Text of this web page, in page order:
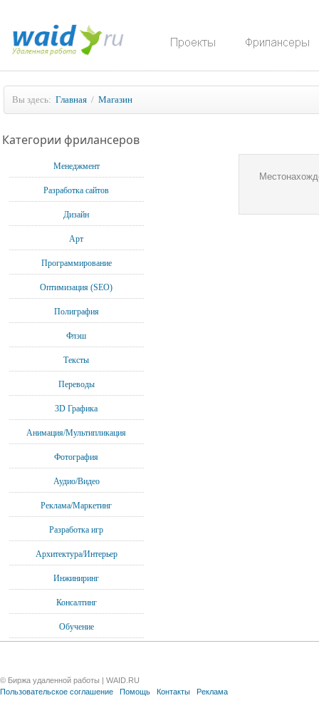
Вы здесь: Главная / Магазин
Категории фрилансеров
Менеджмент
Разработка сайтов
Дизайн
Арт
Программирование
Оптимизация (SEO)
Полиграфия
Флэш
Тексты
Переводы
3D Графика
Анимация/Мультипликация
Фотография
Аудио/Видео
Реклама/Маркетинг
Разработка игр
Архитектура/Интерьер
Инжиниринг
Консалтинг
Обучение
© Биржа удаленной работы | WAID.RU
Пользовательское соглашение
Помощь Контакты Реклама